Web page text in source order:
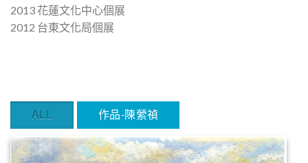
2013 花蓮文化中心個展
2012 台東文化局個展
ALL 作品-陳縈禎